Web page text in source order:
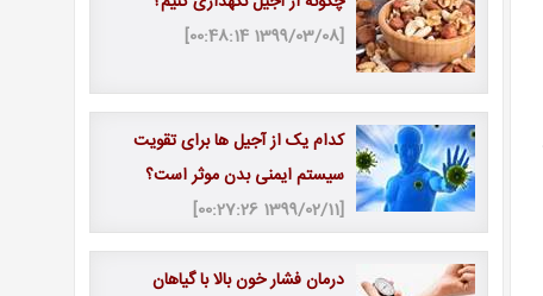
[1399/03/08 00:48:14]
کدام یک از آجیل ها برای تقویت
سیستم ایمنی بدن موثر است؟
[1399/02/11 00:27:26]
درمان فشار خون بالا با گیاهان